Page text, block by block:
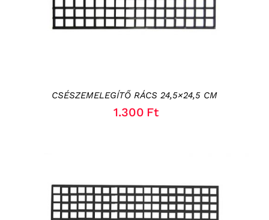
CSÉSZEMELEGÍTŐ RÁCS 24,5×24,5 CM
1.300 Ft